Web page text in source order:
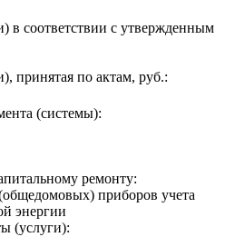
в соответствии с утвержденным
принятая по актам, руб.:
(системы):
ремонту:
приборов учета
энергии
(услуги):